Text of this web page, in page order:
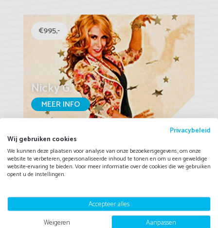
€995,-
Nicky G.
MEER INFO
€997,-
Feestgangers XXL
Privacybeleid
Wij gebruiken cookies
We kunnen deze plaatsen voor analyse van onze bezoekersgegevens, om onze
website te verbeteren, gepersonaliseerde inhoud te tonen en om u een geweldige
website-ervaring te bieden. Voor meer informatie over de cookies die we gebruiken
opent u de instellingen.
Accepteer alles
Weigeren
Aanpassen